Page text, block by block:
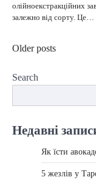
олійноекстракційних
залежно від сорту. Це…
Posts
Older posts
Search
Недавні
Як їсти
5 жезлів у